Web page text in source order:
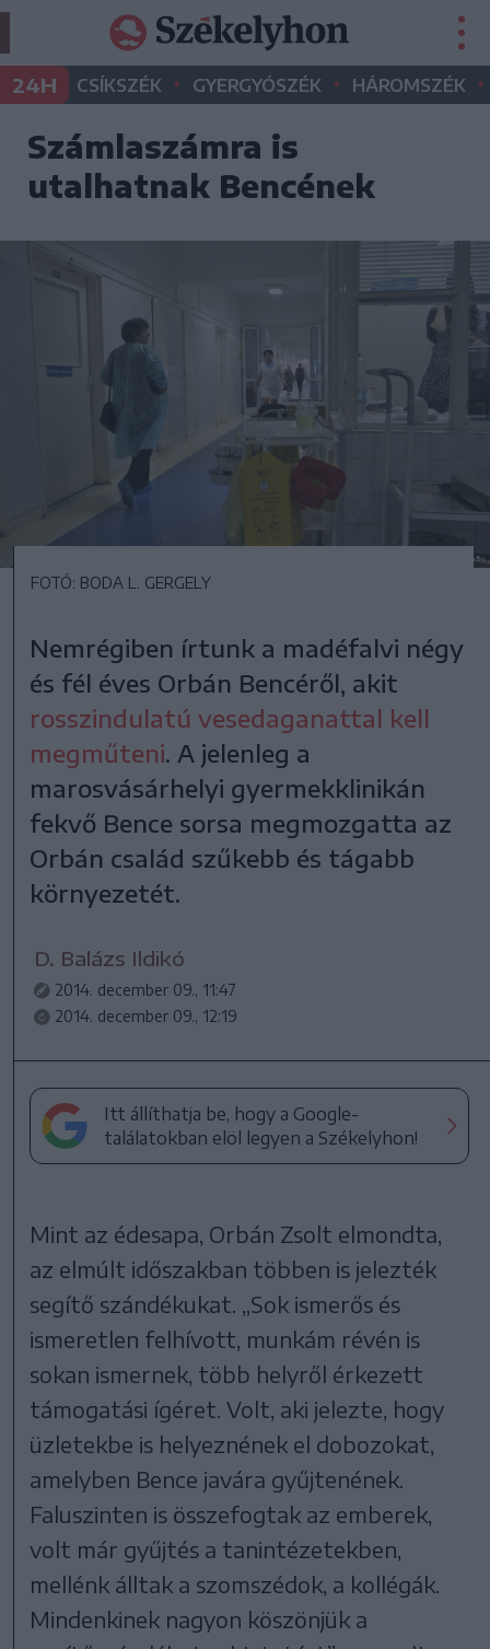
24H CSÍKSZÉK • GYERGYÓSZÉK • HÁROMSZÉK •
Számlaszámra is
utalhatnak Bencének
FOTÓ: BODA L. GERGELY
Nemrégiben írtunk a madéfalvi négy
és fél éves Orbán Bencéről, akit
rosszindulatú vesedaganattal kell
megműteni. A jelenleg a
marosvásárhelyi gyermekklinikán
fekvő Bence sorsa megmozgatta az
Orbán család szűkebb és tágabb
környezetét.
D. Balázs Ildikó
2014. december 09., 11:47
2014. december 09., 12:19
Itt állíthatja be, hogy a Google-
találatokban elöl legyen a Székelyhon!
Mint az édesapa, Orbán Zsolt elmondta,
az elmúlt időszakban többen is jelezték
segítő szándékukat. „Sok ismerős és
ismeretlen felhívott, munkám révén is
sokan ismernek, több helyről érkezett
támogatási ígéret. Volt, aki jelezte, hogy
üzletekbe is helyeznének el dobozokat,
amelyben Bence javára gyűjtenének.
Faluszinten is összefogtak az emberek,
volt már gyűjtés a tanintézetekben,
mellénk álltak a szomszédok, a kollégák.
Mindenkinek nagyon köszönjük a